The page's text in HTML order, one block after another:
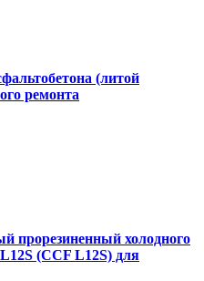
(литой
ремонта
прорезиненный холодного
(ССF L12S) для